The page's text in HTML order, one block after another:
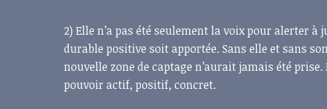
2) Elle n’a pas été seulement la voix pour alerter
durable positive soit apportée. Sans elle et sans
nouvelle zone de captage n’aurait jamais été
pouvoir actif, positif, concret.